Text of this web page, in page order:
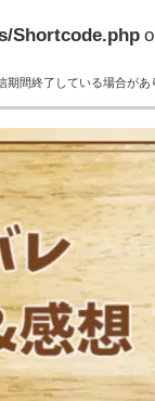
Shortcode.php
間終了している場合があ